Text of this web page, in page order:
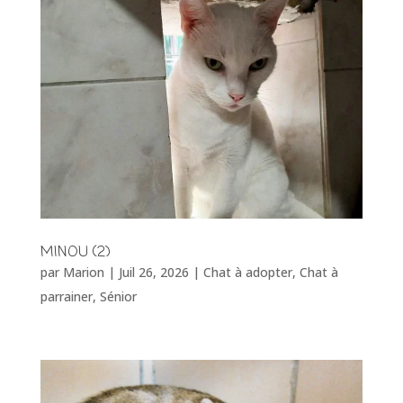
MINOU (2)
par Marion | Juil 26, 2026 | Chat à adopter, Chat à
parrainer, Sénior